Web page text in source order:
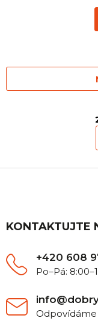
KONTAKTUJTE
+420 608
Po–Pá: